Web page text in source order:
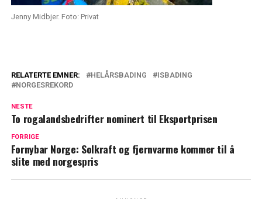
Jenny Midbjer. Foto: Privat
RELATERTE EMNER: HELÅRSBADING
ISBADING
NORGESREKORD
NESTE
To rogalandsbedrifter nominert til Eksportprisen
FORRIGE
Fornybar Norge: Solkraft og fjernvarme kommer til å
slite med norgespris